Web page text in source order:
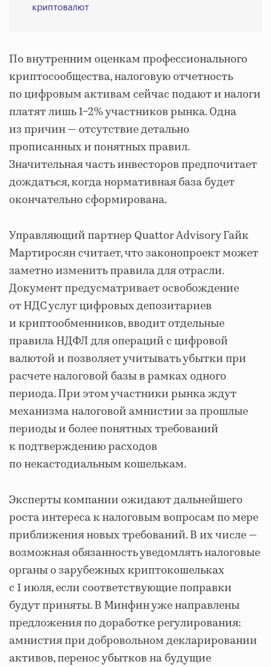
криптовалют
По внутренним оценкам профессионального
криптосообщества, налоговую отчетность
по цифровым активам сейчас подают и налоги
платят лишь 1−2% участников рынка. Одна
из причин — отсутствие детально
прописанных и понятных правил.
Значительная часть инвесторов предпочитает
дождаться, когда нормативная база будет
окончательно сформирована.
Управляющий партнер Quattor Advisory Гайк
Мартиросян считает, что законопроект может
заметно изменить правила для отрасли.
Документ предусматривает освобождение
от НДС услуг цифровых депозитариев
и криптообменников, вводит отдельные
правила НДФЛ для операций с цифровой
валютой и позволяет учитывать убытки при
расчете налоговой базы в рамках одного
периода. При этом участники рынка ждут
механизма налоговой амнистии за прошлые
периоды и более понятных требований
к подтверждению расходов
по некастодиальным кошелькам.
Эксперты компании ожидают дальнейшего
роста интереса к налоговым вопросам по мере
приближения новых требований. В их числе —
возможная обязанность уведомлять налоговые
органы о зарубежных криптокошельках
с 1 июля, если соответствующие поправки
будут приняты. В Минфин уже направлены
предложения по доработке регулирования:
амнистия при добровольном декларировании
активов, перенос убытков на будущие